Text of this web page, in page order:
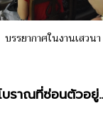
บรรยากาศในงานเสวนา
บราณที่ซ่อนตัวอยู่